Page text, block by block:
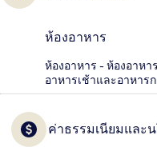
ห้องอาหาร
ห้องอาหาร - ห้องอาห
อาหารเช้าและอาหาร
ค่าธรรมเนียมและ